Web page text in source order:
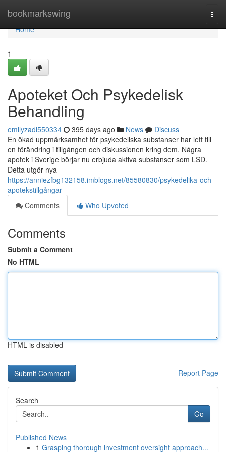
bookmarkswing
Home
Home
1
Apoteket Och Psykedelisk
Behandling
emilyzadl550334 395 days ago News
Discuss
En ökad uppmärksamhet för psykedeliska substanser har lett till
en förändring i tillgången och diskussionen kring dem. Några
apotek i Sverige börjar nu erbjuda aktiva substanser som LSD.
Detta utgör nya
https://anniezfbg132158.imblogs.net/85580830/psykedelika-och-
apotekstillgångar
Comments
Who Upvoted
Comments
Submit a Comment
No HTML
HTML is disabled
Report Page
Search
Go
Published News
1 Grasping thorough investment oversight approach...